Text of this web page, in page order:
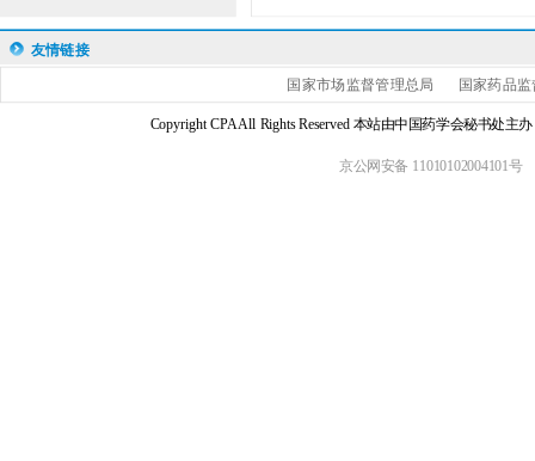
友情链接
国家市场监督管理总局 国家药品
Copyright CPA All Rights Reserved 本站由中国药学会秘书处主
京公网安备 11010102004101号